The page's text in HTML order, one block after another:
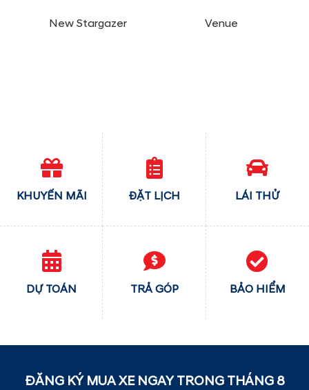
New Stargazer Venue
KHUYẾN MÃI ĐẶT LỊCH LÁI THỬ
DỰ TOÁN TRẢ GÓP BẢO HIỂM
ĐĂNG KÝ MUA XE NGAY TRONG THÁNG 8